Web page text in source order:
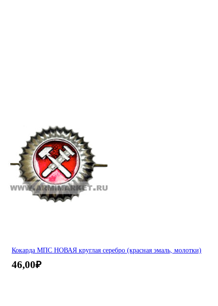
Кокарда МПС НОВАЯ круглая серебро (красная эмаль, молотки)
46,00₽